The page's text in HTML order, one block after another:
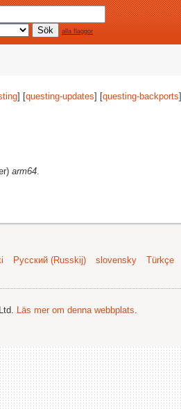
alla flaggor
] [questing-updates] [questing-backports]
arm64.
Русский (Russkij) slovensky
Türkçe
Läs mer om denna webbplats.